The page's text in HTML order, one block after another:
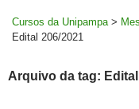
Cursos da Unipampa >
Edital 206/2021
Arquivo da tag: Edital